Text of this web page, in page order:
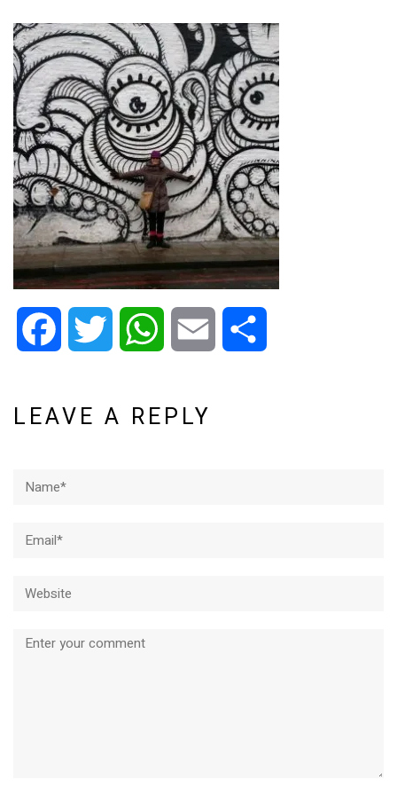
Facebook Twitter WhatsApp Email
LEAVE A REPLY
Comment